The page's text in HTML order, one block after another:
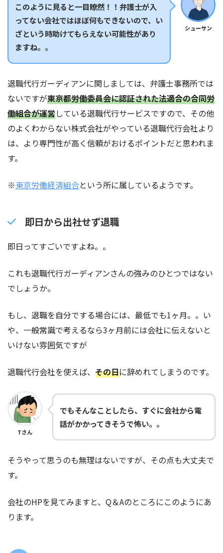
シューサン
このように見ると一目瞭然！！弁護士が入
ってない会社ではほぼ何もできないので、い
ざという時助けてもらえない可能性があり
ますね。。
退職代行ガーディアンに関しましては、弁護士事務所では
ないですが東京都労働委員会に認証された法適合の合同労
働組合が運営している退職代行サービスですので、その他
のよくわからない株式会社がやっている退職代行会社より
は、より専門性が高く信頼がおけるポイントだと思われま
す。
※東京労働経済組合という所に属しているようです。
即日から出社せず退職
即日ってすごいですよね。。
これも退職代行ガーディアンさんの強みのひとつではない
でしょうか。
もし、退職を自分でする場合には、最低でも1ヶ月。。い
や、一般常識で考えるなら3ヶ月前には会社に伝えないと
いけない雰囲気ですが
退職代行会社を使えば、 その日に辞めれてしまうのです。
Tさん
でもそんなことしたら、すぐに会社から電
話がかかってきそうで怖い。。
そうやって思うのも無理はないですが、その点も大丈夫で
す。
会社のHPを見てみますと、Q＆Aのところにこのようにあ
ります。